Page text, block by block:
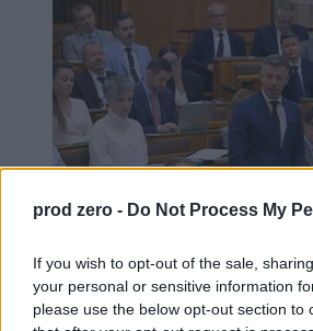
prod zero - Do Not Process My
If you wish to opt-out of the sale,
your personal or sensitive information
please use the below opt-out section
Węgry mają kandydata na